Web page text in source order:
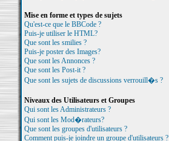
Mise en forme et types de sujets
Qu'est-ce que le BBCode ?
Puis-je utiliser le HTML?
Que sont les smilies ?
Puis-je poster des Images?
Que sont les Annonces ?
Que sont les Post-it ?
Que sont les sujets de discussions verrouill�s ?
Niveaux des Utilisateurs et Groupes
Qui sont les Administrateurs ?
Qui sont les Mod�rateurs?
Que sont les groupes d'utilisateurs ?
Comment puis-je joindre un groupe d'utilisateurs ?